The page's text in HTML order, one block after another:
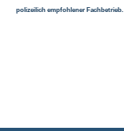
polizeilich empfohlener Fachbetrieb.